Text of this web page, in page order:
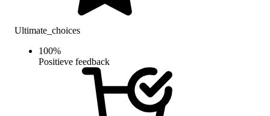
Ultimate_choices
100%
Positieve feedback